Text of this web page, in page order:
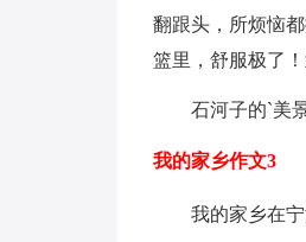
翻跟头，所烦恼
篮里，舒服极了
石河子的`美景
我的家乡作文3
我的家乡在宁